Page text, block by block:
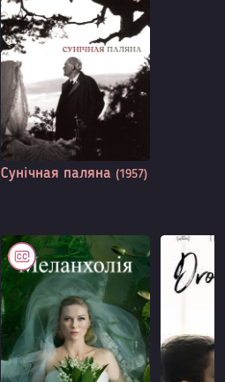
Сунічная паляна (1957)